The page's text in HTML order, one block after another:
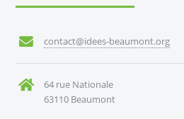
contact@idees-beaumont.org
64 rue Nationale
63110 Beaumont